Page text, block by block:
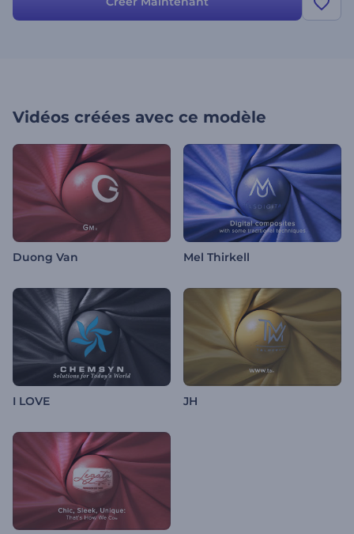
Vidéos créées avec ce modèle
Duong Van Mel Thirkell
I LOVE JH